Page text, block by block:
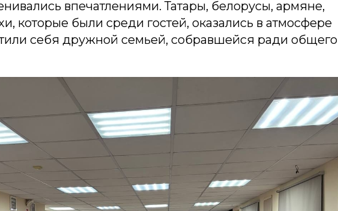
впечатлениями. Татары, белорусы, армяне,
которые были среди гостей, оказались в атмосфере
себя дружной семьей, собравшейся ради общего